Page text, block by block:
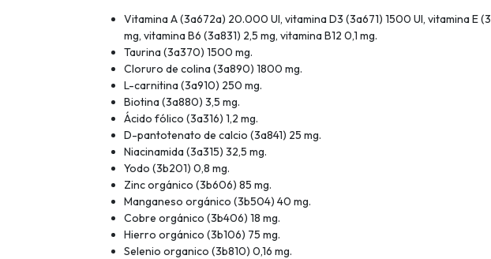
Vitamina A (3a672a) 20.000 UI, vitamina D3 (3a671) 1500 Ul, vitamina E
mg, vitamina B6 (3a831) 2,5 mg, vitamina B12 0,1 mg.
Taurina (3a370) 1500 mg.
Cloruro de colina (3a890) 1800 mg.
L-carnitina (3a910) 250 mg.
Biotina (3a880) 3,5 mg.
Ácido fólico (3a316) 1,2 mg.
D-pantotenato de calcio (3a841) 25 mg.
Niacinamida (3a315) 32,5 mg.
Yodo (3b201) 0,8 mg.
Zinc orgánico (3b606) 85 mg.
Manganeso orgánico (3b504) 40 mg.
Cobre orgánico (3b406) 18 mg.
Hierro orgánico (3b106) 75 mg.
Selenio organico (3b810) 0,16 mg.